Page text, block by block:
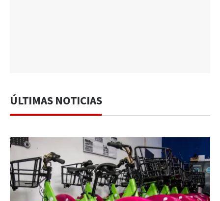
ÚLTIMAS NOTICIAS